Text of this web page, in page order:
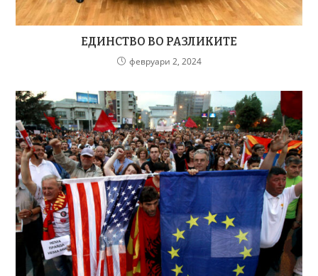
ЕДИНСТВО ВО РАЗЛИКИТЕ
февруари 2, 2024